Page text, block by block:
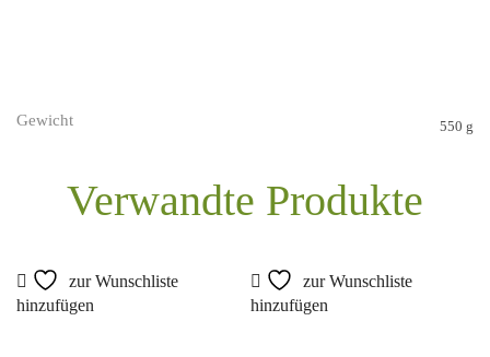
Gewicht 550 g
Verwandte Produkte
zur Wunschliste
hinzufügen
zur Wunschliste
hinzufügen